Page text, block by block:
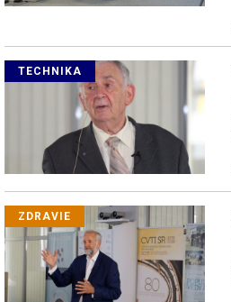
TECHNIKA
ZDRAVIE